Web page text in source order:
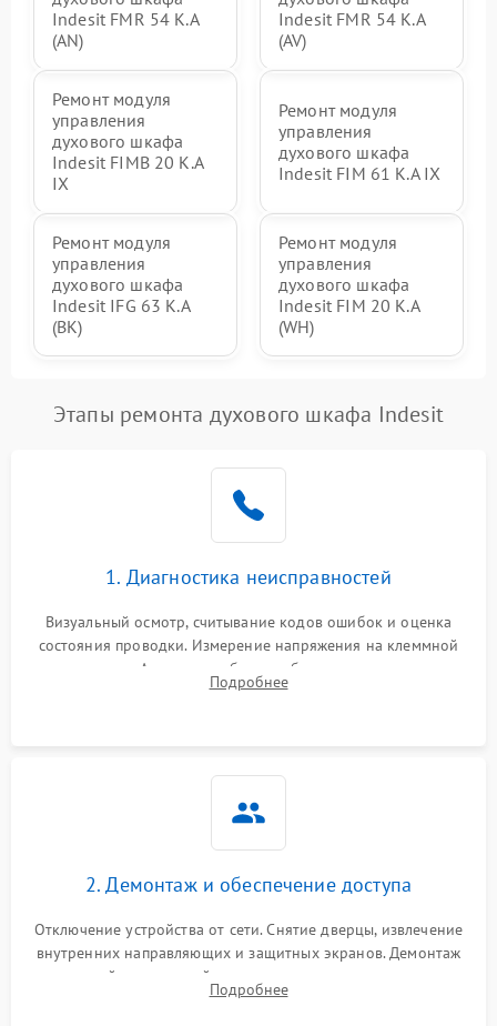
Indesit FMR 54 K.A
(AN)
Indesit FMR 54 K.A
(AV)
Ремонт модуля
управления
духового шкафа
Indesit FIMB 20 K.A
IX
Ремонт модуля
управления
духового шкафа
Indesit FIM 61 K.A IX
Ремонт модуля
управления
духового шкафа
Indesit IFG 63 K.A
(BK)
Ремонт модуля
управления
духового шкафа
Indesit FIM 20 K.A
(WH)
Этапы ремонта духового шкафа Indesit
1. Диагностика неисправностей
Визуальный осмотр, считывание кодов ошибок и оценка
состояния проводки. Измерение напряжения на клеммной
колодке. Анализ жалоб на проблемы с нагревом,
конвекцией, панелью управления или блокировкой дверцы.
Подробнее
2. Демонтаж и обеспечение доступа
Отключение устройства от сети. Снятие дверцы, извлечение
внутренних направляющих и защитных экранов. Демонтаж
задней или верхней панели для прямого доступа к
нагревательным элементам, плате и вентиляторам.
Подробнее